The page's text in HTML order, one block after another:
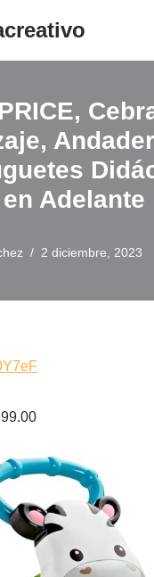
Adelante
2 diciembre, 2023